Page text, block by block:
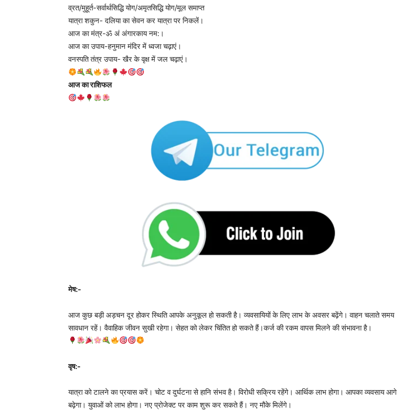
व्रत/मुहूर्त-सर्वार्थसिद्धि योग/अमृतसिद्धि योग/मूल समाप्त
यात्रा शकुन- दलिया का सेवन कर यात्रा पर निकलें।
आज का मंत्र-ॐ अं अंगारकाय नम:।
आज का उपाय-हनुमान मंदिर में ध्वजा चढ़ाएं।
वनस्पति तंत्र उपाय- खैर के वृक्ष में जल चढ़ाएं।
आज का राशिफल
मेष:-
आज कुछ बड़ी अड़चन दूर होकर स्थिति आपके अनुकूल हो सकती है। व्यवसायियों के लिए लाभ के अवसर बढ़ेंगे। वाहन चलाते समय
सावधान रहें। वैवाहिक जीवन सुखी रहेगा। सेहत को लेकर चिंतित हो सकते हैं।कर्ज की रकम वापस मिलने की संभावना है।
वृष:-
यात्रा को टालने का प्रयास करें। चोट व दुर्घटना से हानि संभव है। विरोधी सक्रिय रहेंगे। आर्थिक लाभ होगा। आपका व्यवसाय आगे
बढ़ेगा। युवाओं को लाभ होगा। नए प्रोजेक्ट पर काम शुरू कर सकते हैं। नए मौके मिलेंगे।